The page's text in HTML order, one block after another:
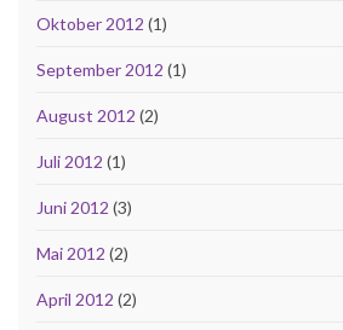
Oktober 2012 (1)
September 2012 (1)
August 2012 (2)
Juli 2012 (1)
Juni 2012 (3)
Mai 2012 (2)
April 2012 (2)